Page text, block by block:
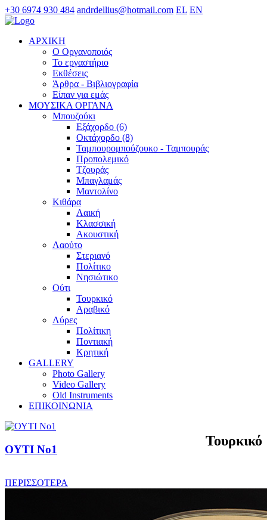
+30 6974 930 484 andrdellius@hotmail.com EL EN
ΑΡΧΙΚΗ
Ο Οργανοποιός
Το εργαστήριο
Εκθέσεις
Άρθρα - Βιβλιογραφία
Είπαν για εμάς
ΜΟΥΣΙΚΑ ΟΡΓΑΝΑ
Μπουζούκι
Εξάχορδο (6)
Οκτάχορδο (8)
Ταμπουρομπούζουκο - Ταμπουράς
Προπολεμικό
Τζουράς
Μπαγλαμάς
Μαντολίνο
Κιθάρα
Λαική
Κλασσική
Ακουστική
Λαούτο
Στεριανό
Πολίτικο
Νησιώτικο
Ούτι
Τουρκικό
Αραβικό
Λύρες
Πολίτικη
Ποντιακή
Κρητική
GALLERY
Photo Gallery
Video Gallery
Old Instruments
ΕΠΙΚΟΙΝΩΝΙΑ
Τουρκικό
ΟΥΤΙ No1
ΠΕΡΙΣΣΟΤΕΡΑ